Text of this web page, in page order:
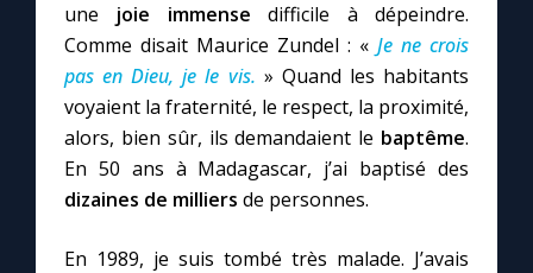
une joie immense difficile à dépeindre.
Comme disait Maurice Zundel : « Je ne crois
pas en Dieu, je le vis. » Quand les habitants
voyaient la fraternité, le respect, la proximité,
alors, bien sûr, ils demandaient le baptême.
En 50 ans à Madagascar, j’ai baptisé des
dizaines de milliers de personnes.
En 1989, je suis tombé très malade. J’avais